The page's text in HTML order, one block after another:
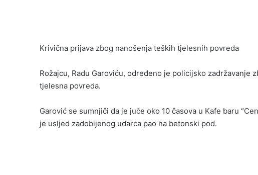
Krivična prijava zbog nanošenja teških tjelesnih povreda
Rožajcu, Radu Garoviću, određeno je policijsko zadržavanje
tjelesna povreda.
Garović se sumnjiči da je juče oko 10 časova u Kafe baru
je usljed zadobijenog udarca pao na betonski pod.